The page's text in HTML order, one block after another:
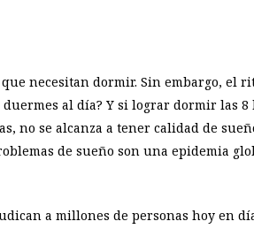
necesitan dormir. Sin embargo, el
al día? Y si lograr dormir las
no se alcanza a tener calidad de
de sueño son una epidemia
a millones de personas hoy en